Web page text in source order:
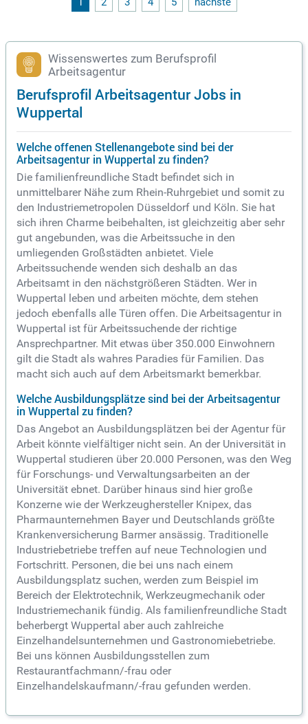
kunftsorientierten Einrichtung – wir freuen uns auf Deine Be
Wissenswertes zum Berufsprofil
Arbeitsagentur
Berufsprofil Arbeitsagentur Jobs in
Wuppertal
Welche offenen Stellenangebote sind bei der
Arbeitsagentur in Wuppertal zu finden?
Die familienfreundliche Stadt befindet sich in
unmittelbarer Nähe zum Rhein-Ruhrgebiet und somit zu
den Industriemetropolen Düsseldorf und Köln. Sie hat
sich ihren Charme beibehalten, ist gleichzeitig aber sehr
gut angebunden, was die Arbeitssuche in den
umliegenden Großstädten anbietet. Viele
Arbeitssuchende wenden sich deshalb an das
Arbeitsamt in den nächstgrößeren Städten. Wer in
Wuppertal leben und arbeiten möchte, dem stehen
jedoch ebenfalls alle Türen offen. Die Arbeitsagentur in
Wuppertal ist für Arbeitssuchende der richtige
Ansprechpartner. Mit etwas über 350.000 Einwohnern
gilt die Stadt als wahres Paradies für Familien. Das
macht sich auch auf dem Arbeitsmarkt bemerkbar.
Welche Ausbildungsplätze sind bei der Arbeitsagentur
in Wuppertal zu finden?
Das Angebot an Ausbildungsplätzen bei der Agentur für
Arbeit könnte vielfältiger nicht sein. An der Universität in
Wuppertal studieren über 20.000 Personen, was den Weg
für Forschungs- und Verwaltungsarbeiten an der
Universität ebnet. Darüber hinaus sind hier große
Konzerne wie der Werkzeughersteller Knipex, das
Pharmaunternehmen Bayer und Deutschlands größte
Krankenversicherung Barmer ansässig. Traditionelle
Industriebetriebe treffen auf neue Technologien und
Fortschritt. Personen, die bei uns nach einem
Ausbildungsplatz suchen, werden zum Beispiel im
Bereich der Elektrotechnik, Werkzeugmechanik oder
Industriemechanik fündig. Als familienfreundliche Stadt
beherbergt Wuppertal aber auch zahlreiche
Einzelhandelsunternehmen und Gastronomiebetriebe.
Bei uns können Ausbildungsstellen zum
Restaurantfachmann/-frau oder
Einzelhandelskaufmann/-frau gefunden werden.